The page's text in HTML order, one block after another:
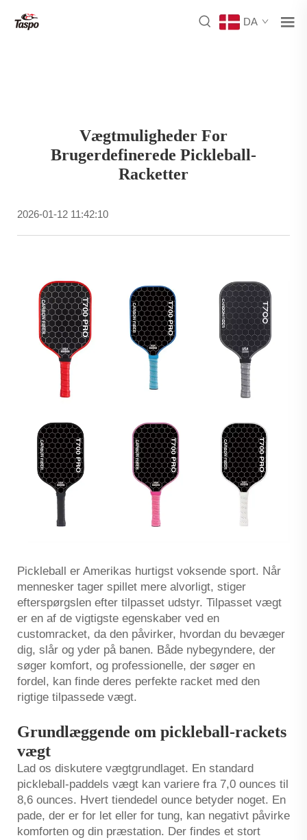
DA
Vægtmuligheder For
Brugerdefinerede Pickleball-
Racketter
2026-01-12 11:42:10
Pickleball er Amerikas hurtigst voksende sport. Når
mennesker tager spillet mere alvorligt, stiger
efterspørgslen efter tilpasset udstyr. Tilpasset vægt
er en af de vigtigste egenskaber ved en
customracket, da den påvirker, hvordan du bevæger
dig, slår og yder på banen. Både nybegyndere, der
søger komfort, og professionelle, der søger en
fordel, kan finde deres perfekte racket med den
rigtige tilpassede vægt.
Grundlæggende om pickleball-rackets
vægt
Lad os diskutere vægtgrundlaget. En standard
pickleball-paddels vægt kan variere fra 7,0 ounces til
8,6 ounces. Hvert tiendedel ounce betyder noget. En
pade, der er for let eller for tung, kan negativt påvirke
komforten og din præstation. Der findes et stort